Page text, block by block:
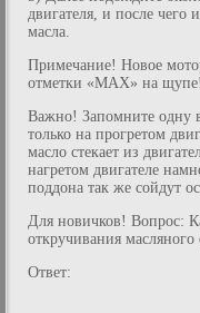
двигателя, и после чего
масла.
Примечание! Новое
отметки «MAX» на щупе!
Важно! Запомните одну
только на прогретом
масло стекает из
нагретом двигателе
поддона так же сойдут
Для новичков! Вопрос:
откручивания масляного
Ответ: